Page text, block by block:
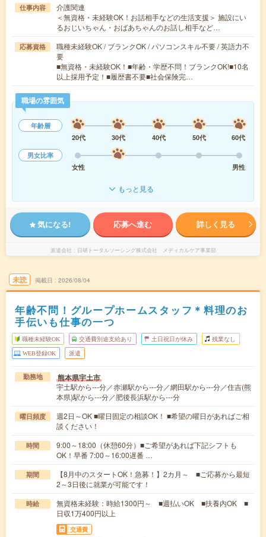
仕事内容
介護関連
＜無資格・未経験OK！お話相手などの生活支援＞ 施設にい
るおじいちゃん・おばあちゃんのお話し相手など…
応募資格
職種未経験OK / ブランクOK / パソコンスキル不要 / 英語力不
要
■無資格・未経験OK！■年齢・学歴不問！ブランクOK!■10名
以上採用予定！■履歴書不要■社会保険完…
職場の雰囲気
年齢層
20代
30代 40代 50代
60代
男女比率
女性
男性
もっと見る
気になる! 応募へ進む 詳しく見る
派遣会社 日研トータルソーシング株式会社 メディカルケア事業部
未読 掲載日 2026/08/04
年齢不問！グループホームスタッフ＊料理のお
手伝いも仕事の一つ
職種未経験OK 交通費別途支給あり 土日祝日が休み 残業なし
WEB登録OK 派遣
勤務地 熊本県宇土市
宇土駅から---分／赤瀬駅から---分／網田駅から---分／住吉(熊
本県)駅から---分／肥後長浜駅から---分
曜日頻度
週2日～OK ■曜日固定の相談OK！ ■希望の曜日があればご相
談ください！
時間
9:00～18:00（休憩60分）■ご希望があれば下記シフトも
OK！早番 7:00～16:00遅番 …
期間
【8月中のスタートOK！急募！】2カ月～ ■ご応募から最短
2～3日後に就業が可能です！
時給
無資格未経験：時給1300円～ ■週払いOK ■扶養内OK ■
日収1万400円以上
交通費